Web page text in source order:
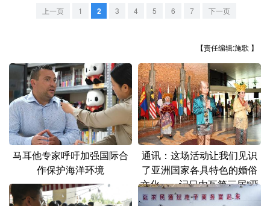
地方频道
辽宁 吉林 上海 江苏
浙江 安徽 福建 江西
山东 河南 湖北 湖南
广东 广西 海南 重庆
四川 贵州 云南 西藏
陕西 甘肃 青海 宁夏
上一页 1 2 3 4 5 6 7 下一页
【责任编辑:施歌 】
马耳他专家呼吁加强国际合
作保护海洋环境
通讯：这场活动让我们见识
了亚洲国家各具特色的婚俗
文化——记日内瓦第三届“亚
洲文化节”